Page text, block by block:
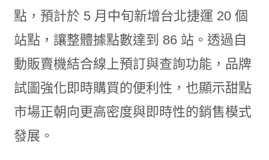
點，預計於 5 月中旬新增台北捷運 20 個
站點，讓整體據點數達到 86 站。透過自
動販賣機結合線上預訂與查詢功能，品牌
試圖強化即時購買的便利性，也顯示甜點
市場正朝向更高密度與即時性的銷售模式
發展。